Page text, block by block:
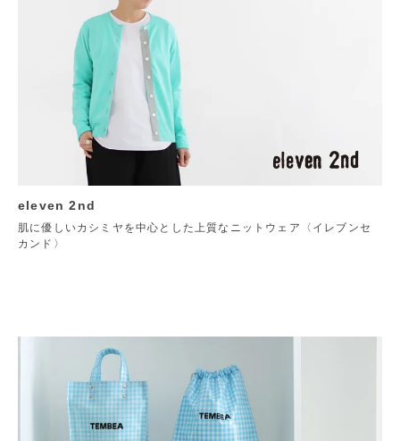
eleven 2nd
肌に優しいカシミヤを中心とした上質なニットウェア〈イレブンセ
カンド〉